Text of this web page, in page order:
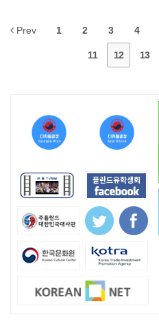
Prev 1 2 3 4
11 12 13